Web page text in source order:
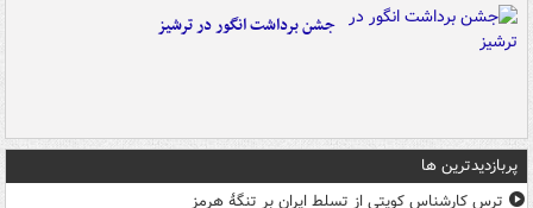
جشن برداشت انگور در ترشیز
پربازدیدترین ها
ترس کارشناس کویتی از تسلط ایران بر تنگۀ هرمز